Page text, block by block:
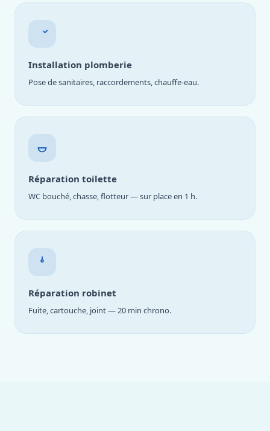
Installation plomberie
Pose de sanitaires, raccordements, chauffe-eau.
Réparation toilette
WC bouché, chasse, flotteur — sur place en 1 h.
Réparation robinet
Fuite, cartouche, joint — 20 min chrono.